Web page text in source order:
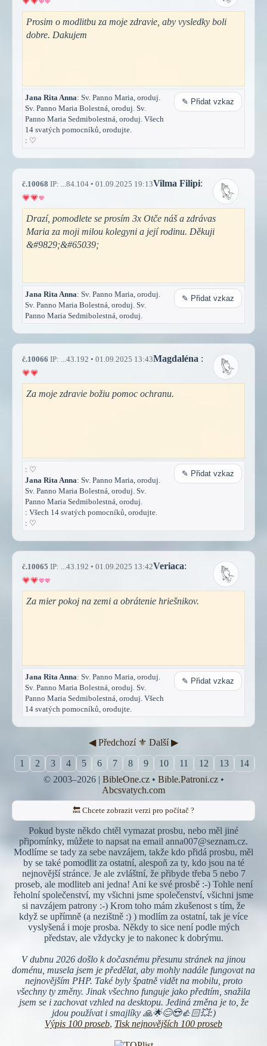
Prosim o modlitbu za moje zdravie, aby vysledky boli
dobre. Dakujem
Jana Rita Anna: Sv. Panno Maria, oroduj.
Sv. Panno Maria Bolestná, oroduj. Sv.
Panno Maria Sedmibolestná, oroduj. Všech
14 svatých pomocníků, orodujte.
: ♡
✎ Přidat vzkaz
č.10068 IP: ...84.104 • 01.09.2025 19:13Vilma Filipi:
Drazí, pomodlete se prosím 3x Otče náš a zdrávas
Maria za moji milou kolegyni a její rodinu. Děkuji
&#9829;&#65039;
Jana Rita Anna: Sv. Panno Maria, oroduj.
Sv. Panno Maria Bolestná, oroduj. Sv.
Panno Maria Sedmibolestná, oroduj.
✎ Přidat vzkaz
č.10066 IP: ...43.192 • 01.09.2025 13:43Magdaléna :
Za moje zdravie božiu pomoc ochranu.
: ♡
Jana Rita Anna: Sv. Panno Maria, oroduj.
Sv. Panno Maria Bolestná, oroduj. Sv.
Panno Maria Sedmibolestná, oroduj.
: Všech 14 svatých pomocníků, orodujte.
: ♡
✎ Přidat vzkaz
č.10065 IP: ...43.192 • 01.09.2025 13:42Veriaca:
Za mier pokoj na zemi a obrátenie hriešnikov.
Jana Rita Anna: Sv. Panno Maria, oroduj.
Sv. Panno Maria Bolestná, oroduj. Sv.
Panno Maria Sedmibolestná, oroduj. Všech
14 svatých pomocníků, orodujte.
✎ Přidat vzkaz
◀︎ Předchozí ⚜︎ Další ▶︎
1 2 3 4 5 6 7 8 9 10 11 12 13 14
© 2003–2026 | BibleOne.cz• Bible.Patroni.cz•
Abcsvatych.com
🔙 Chcete zobrazit verzi pro počítač ?
Pokud byste někdo chtěl vymazat prosbu, nebo měl jiné
připomínky, můžete to napsat na email anna007@seznam.cz.
Modlíme se tady za sebe navzájem, takže kdo přidá prosbu, měl
by se také pomodlit za ostatní, alespoň za ty, kdo jsou na té
nejnovější stránce. Je ale zvláštní, že přibyde třeba 5 nebo 7
proseb, ale modliteb ani jedna! Ani ke své prosbě :-) Tohle není
řeholní společenství, my všichni jsme společenství, všichni jsme
si navzájem patrony :-) Krom toho mám zkušenost s tím, že
když se upřímně (a nezištně :) ) modlím za ostatní, tak je více
vyslyšená i moje prosba. Někdy to sice není podle mých
představ, ale vždycky je to nakonec k dobrýmu.
V dubnu 2026 došlo k dočasnému přesunu stránek na jinou
doménu, musela jsem je předělat, aby mohly nadále fungovat na
nejnovějším PHP. Také byly špatně vidět na mobilu, proto
všechny ty změny. Jinak všechno funguje jako předtím, snažila
jsem se i zachovat vzhled na desktopu. Jediná změna je to, že
jdou používat i smajlíky 🙏🌟😊😍👍🏻💥:)
Výpis 100 proseb, Tisk nejnovějších 100 proseb